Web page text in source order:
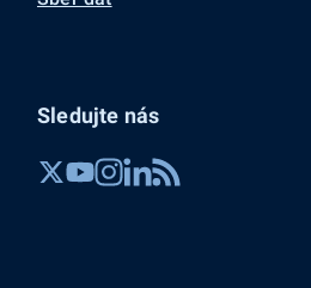
Sledujte nás